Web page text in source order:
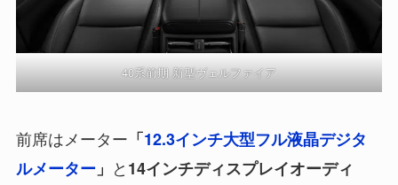
40系前期 新型ヴェルファイア
前席はメーター 「12.3インチ大型フル液晶デジタ
ルメーター」 と14インチディスプレイオーディ